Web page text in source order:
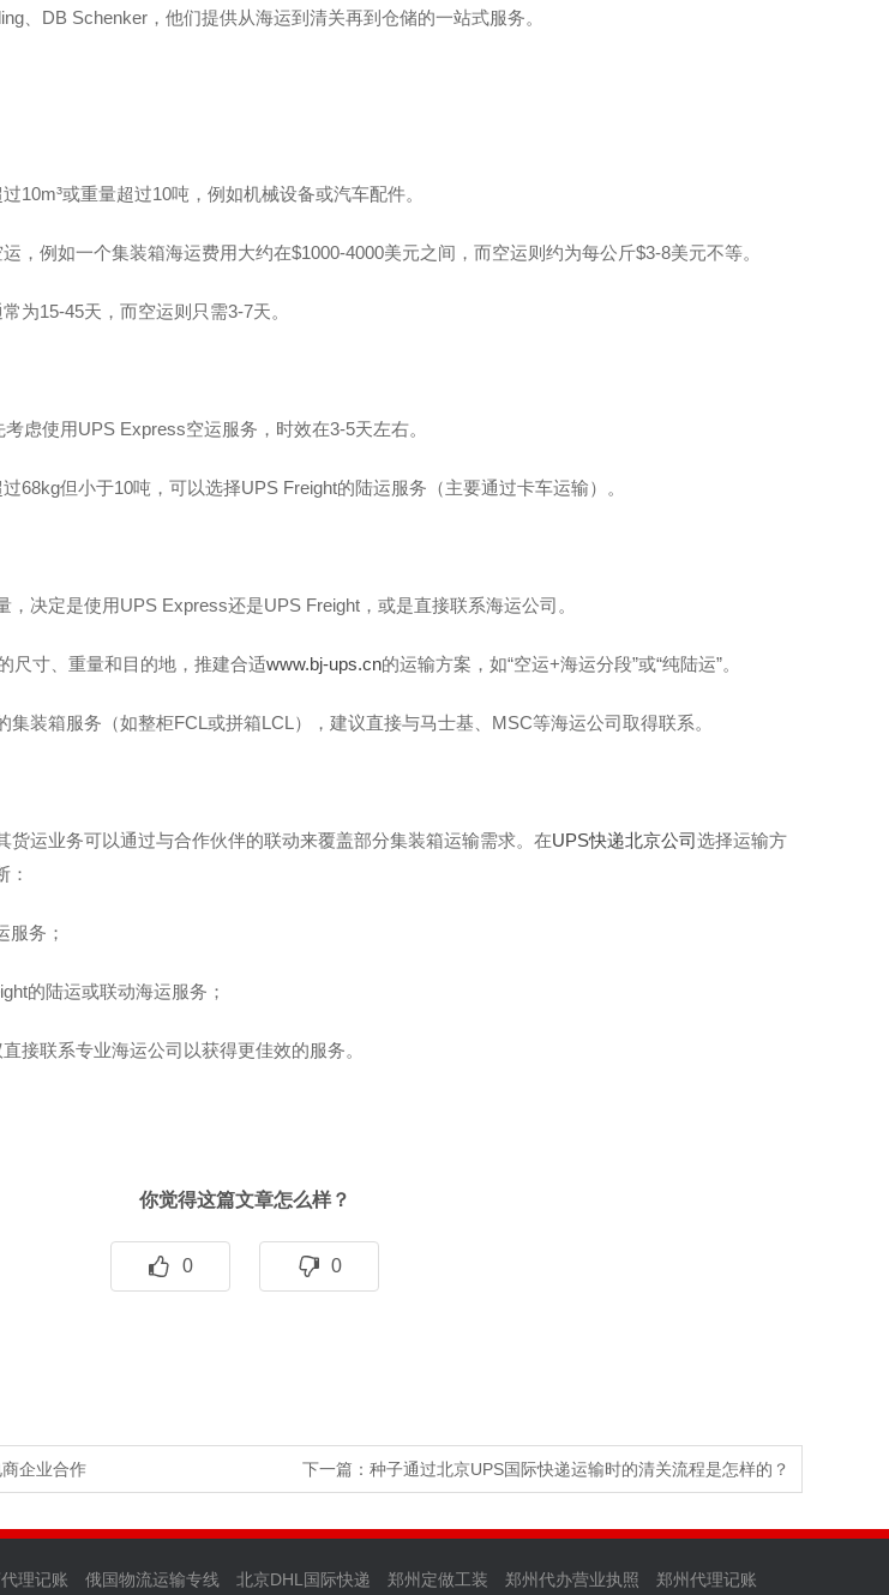
、DB Schenker，他们提供从海运到清关再到仓储的一站式服务。
10m³或重量超过10吨，例如机械设备或汽车配件。
，例如一个集装箱海运费用大约在$1000-4000美元之间，而空运则约为每公斤$3-8美元不等。
为15-45天，而空运则只需3-7天。
虑使用UPS Express空运服务，时效在3-5天左右。
68kg但小于10吨，可以选择UPS Freight的陆运服务（主要通过卡车运输）。
决定是使用UPS Express还是UPS Freight，或是直接联系海运公司。
尺寸、重量和目的地，推建合适www.bj-ups.cn的运输方案，如“空运+海运分段”或“纯陆运”。
装箱服务（如整柜FCL或拼箱LCL），建议直接与马士基、MSC等海运公司取得联系。
货运业务可以通过与合作伙伴的联动来覆盖部分集装箱运输需求。在UPS快递北京公司选择运输方
：
服务；
的陆运或联动海运服务；
接联系专业海运公司以获得更佳效的服务。
你觉得这篇文章怎么样？
0 0
企业合作 下一篇： 种子通过北京UPS国际快递运输时的清关流程是怎样的？
理记账 俄国物流运输专线 北京DHL国际快递 郑州定做工装 郑州代办营业执照 郑州代理记账